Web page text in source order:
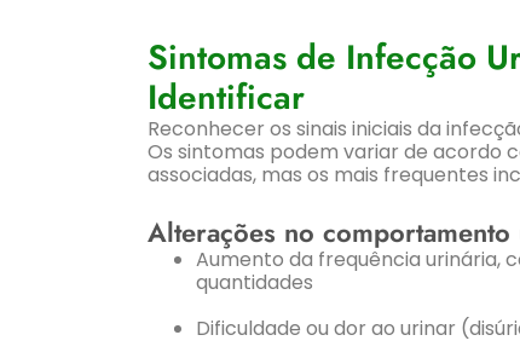
Sintomas de Infecção
Identificar
Reconhecer os sinais iniciais da
Os sintomas podem variar de acordo
associadas, mas os mais frequentes
Alterações no
Aumento da frequência urinária,
quantidades
Dificuldade ou dor ao urinar